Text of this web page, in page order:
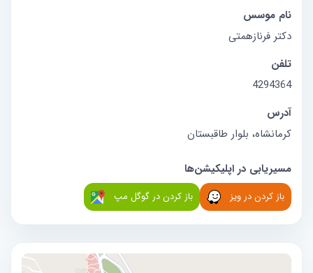
نام موسس
دکتر فرنازهمتی
تلفن
4294364
آدرس
کرمانشاه، بلوار طاقبستان
مسیریابی در اپلیکیشن‌ها
باز کردن در ویز باز کردن در گوگل مپ